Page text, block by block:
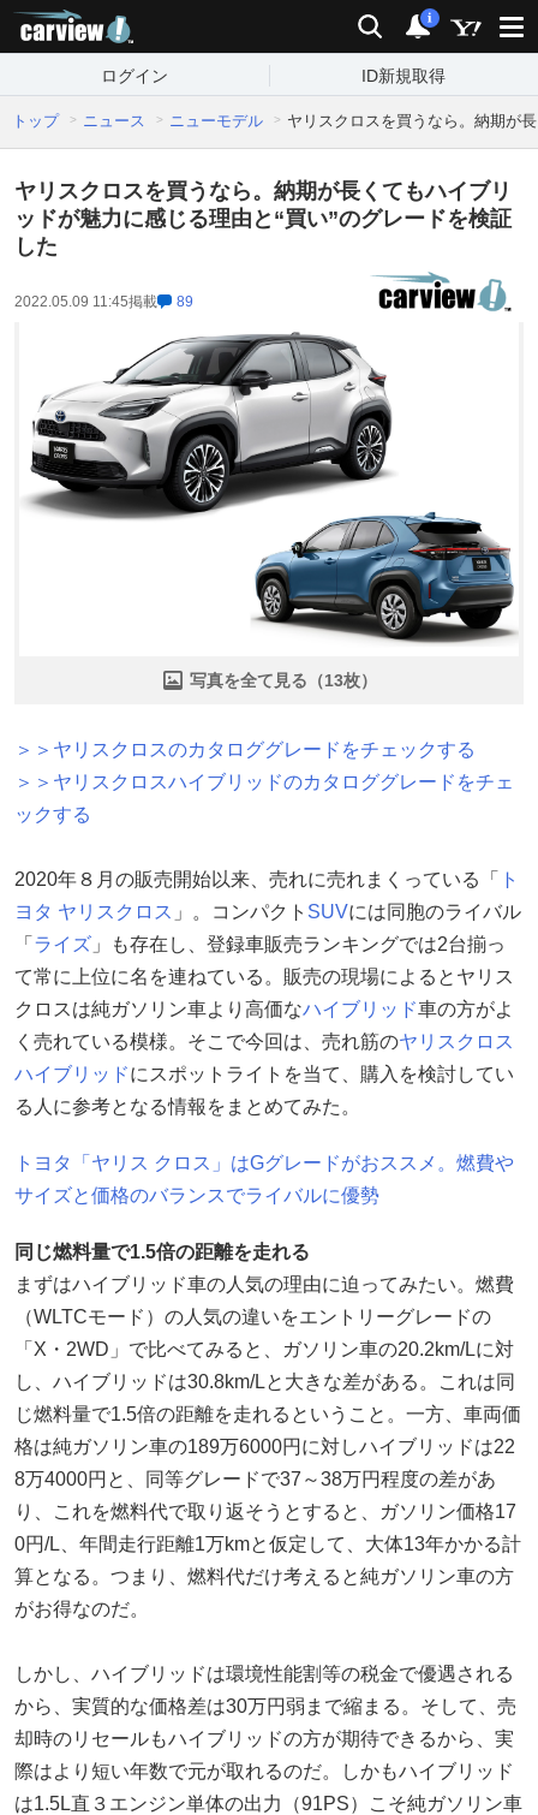
検索 通知
i
ログイン ID新規取得
トップ ニュース ニューモデル ヤリスクロスを買うなら。納期が
ヤリスクロスを買うなら。納期が長くてもハイブリ
ッドが魅力に感じる理由と“買い”のグレードを検証
した
2022.05.09 11:45掲載 89
写真を全て見る（13枚）
＞＞ヤリスクロスのカタロググレードをチェックする
＞＞ヤリスクロスハイブリッドのカタロググレードをチェ
ックする
2020年８月の販売開始以来、売れに売れまくっている「
ト
ヨタ ヤリスクロス 」。コンパクト SUVには同胞のライバル
「 ライズ 」も存在し、登録車販売ランキングでは2台揃っ
て常に上位に名を連ねている。販売の現場によるとヤリス
クロスは純ガソリン車より高価なハイブリッド車の方がよ
く売れている模様。そこで今回は、売れ筋のヤリスクロス
ハイブリッドにスポットライトを当て、購入を検討してい
る人に参考となる情報をまとめてみた。
トヨタ「ヤリス クロス」はGグレードがおススメ。燃費や
サイズと価格のバランスでライバルに優勢
同じ燃料量で1.5倍の距離を走れる
まずはハイブリッド車の人気の理由に迫ってみたい。燃費
（WLTCモード）の人気の違いをエントリーグレードの
「X・2WD」で比べてみると、ガソリン車の20.2km/Lに対
し、ハイブリッドは30.8km/Lと大きな差がある。これは同
じ燃料量で1.5倍の距離を走れるということ。一方、車両価
格は純ガソリン車の189万6000円に対しハイブリッドは22
8万4000円と、同等グレードで37～38万円程度の差があ
り、これを燃料代で取り返そうとすると、ガソリン価格17
0円/L、年間走行距離1万kmと仮定して、大体13年かかる計
算となる。つまり、燃料代だけ考えると純ガソリン車の方
がお得なのだ。
しかし、ハイブリッドは環境性能割等の税金で優遇される
から、実質的な価格差は30万円弱まで縮まる。そして、売
却時のリセールもハイブリッドの方が期待できるから、実
際はより短い年数で元が取れるのだ。しかもハイブリッド
は1.5L直３エンジン単体の出力（91PS）こそ純ガソリン車